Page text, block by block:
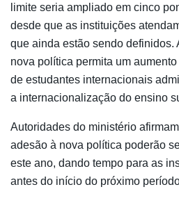
limite seria ampliado em cinco
desde que as instituições
que ainda estão sendo definidos.
nova política permita um
de estudantes internacionais
a internacionalização do ensino
Autoridades do ministério
adesão à nova política poderão
este ano, dando tempo para as
antes do início do próximo